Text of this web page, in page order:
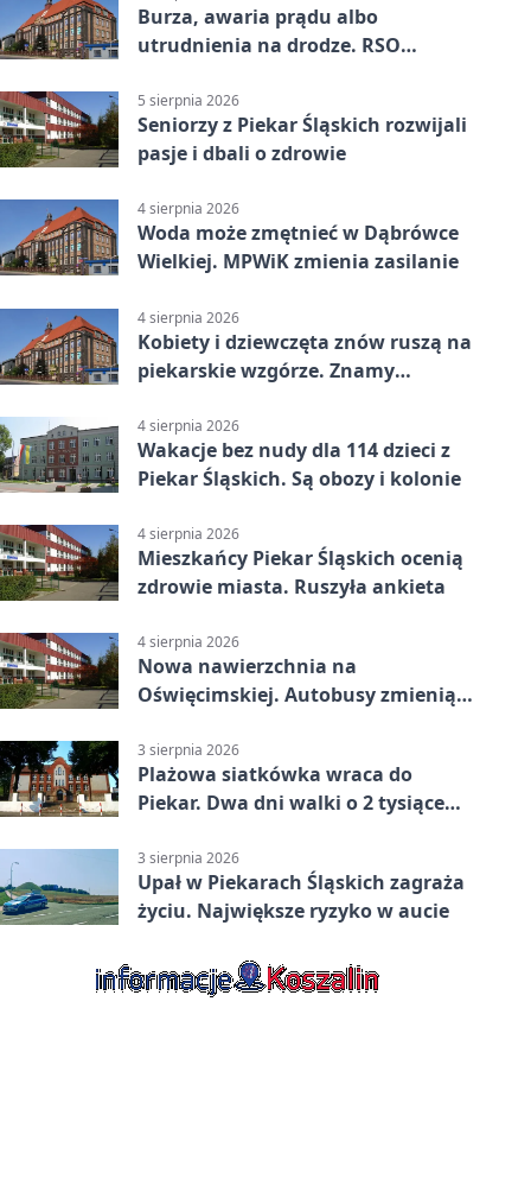
Burza, awaria prądu albo
utrudnienia na drodze. RSO
5 sierpnia 2026
Seniorzy z Piekar Śląskich rozwijali
pasje i dbali o zdrowie
4 sierpnia 2026
Woda może zmętnieć w Dąbrówce
Wielkiej. MPWiK zmienia zasilanie
4 sierpnia 2026
Kobiety i dziewczęta znów ruszą na
piekarskie wzgórze. Znamy
4 sierpnia 2026
Wakacje bez nudy dla 114 dzieci z
Piekar Śląskich. Są obozy i kolonie
4 sierpnia 2026
Mieszkańcy Piekar Śląskich ocenią
zdrowie miasta. Ruszyła ankieta
4 sierpnia 2026
Nowa nawierzchnia na
Oświęcimskiej. Autobusy zmienią
3 sierpnia 2026
Plażowa siatkówka wraca do
Piekar. Dwa dni walki o 2 tysiące
3 sierpnia 2026
Upał w Piekarach Śląskich zagraża
życiu. Największe ryzyko w aucie